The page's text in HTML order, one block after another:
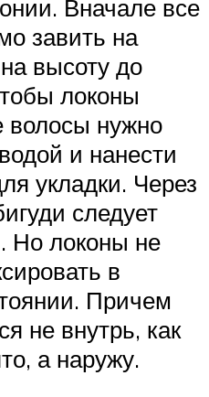
Вначале все
завить на
высоту до
локоны
нужно
и нанести
укладки. Через
следует
Но локоны не
в
Причем
не внутрь, как
а наружу.